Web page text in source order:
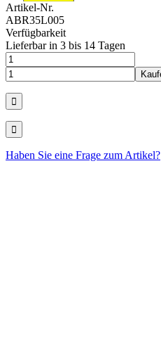
Artikel-Nr.
ABR35L005
Verfügbarkeit
Lieferbar in 3 bis 14 Tagen
Haben Sie eine Frage zum Artikel?